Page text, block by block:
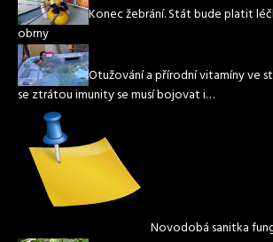
Konec žebrání. Stát bude platit
obrny
Otužování a přírodní vitamíny ve
se ztrátou imunity se musí bojovat i…
Novodobá sanitka